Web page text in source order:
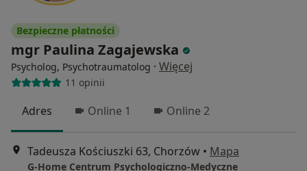
Bezpieczne płatności
mgr Paulina Zagajewska
Psycholog, Psychotraumatolog · Więcej
11 opinii
Adres Online 1 Online 2
Tadeusza Kościuszki 63, Chorzów • Mapa
G-Home Centrum Psychologiczno-Medyczne